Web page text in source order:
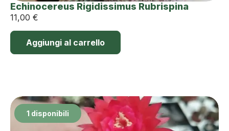
Echinocereus Rigidissimus Rubrispina
11,00 €
Aggiungi al carrello
1 disponibili